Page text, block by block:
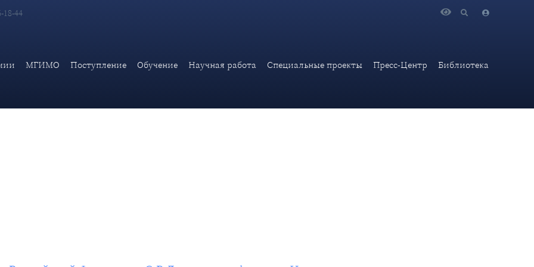
18-44
МГИМО Поступление Обучение Научная работа Специальные проекты Пресс-Центр Библиотека
дел Российской Федерации С.В.Лаврова для фильма «Нацизм под следствием»